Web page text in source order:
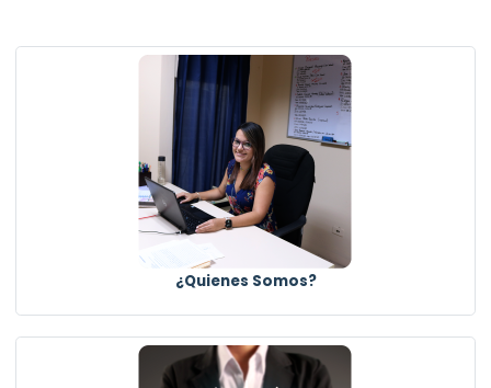
¿Quienes Somos?